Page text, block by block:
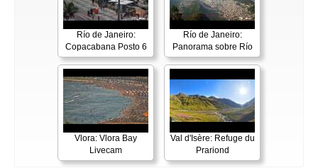
Río de Janeiro:
Copacabana Posto 6
Río de Janeiro:
Panorama sobre Río
Vlora: Vlora Bay
Livecam
Val d'Isère: Refuge du
Prariond